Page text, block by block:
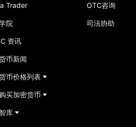
Trader
院
资讯
币新闻
币价格列表
买加密货币
库
OTC咨询
司法协助